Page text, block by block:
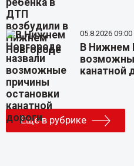
05.8.2026 09:00
В Нижнем
канатной
Еще в рубрике